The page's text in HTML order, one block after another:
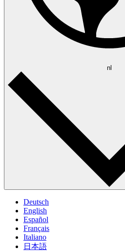
nl
Deutsch
English
Español
Français
Italiano
日本語